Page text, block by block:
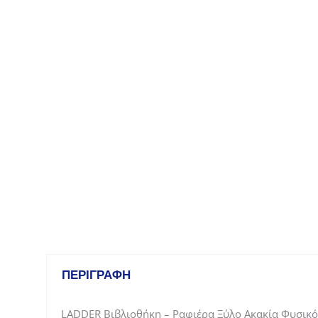
ΠΕΡΙΓΡΑΦΉ
LADDER Βιβλιοθήκη – Ραφιέρα Ξύλο Ακακία Φυσικό